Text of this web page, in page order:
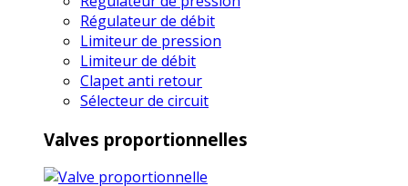
Régulateur de débit
Limiteur de pression
Limiteur de débit
Clapet anti retour
Sélecteur de circuit
Valves proportionnelles